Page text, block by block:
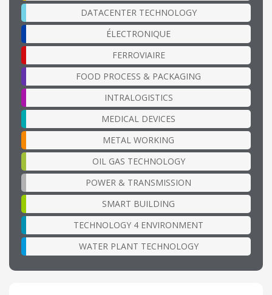
DATACENTER TECHNOLOGY
ÉLECTRONIQUE
FERROVIAIRE
FOOD PROCESS & PACKAGING
INTRALOGISTICS
MEDICAL DEVICES
METAL WORKING
OIL GAS TECHNOLOGY
POWER & TRANSMISSION
SMART BUILDING
TECHNOLOGY 4 ENVIRONMENT
WATER PLANT TECHNOLOGY